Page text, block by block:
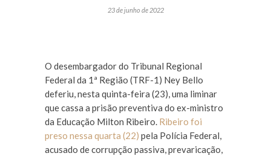
23 de junho de 2022
O desembargador do Tribunal Regional
Federal da 1ª Região (TRF-1) Ney Bello
deferiu, nesta quinta-feira (23), uma liminar
que cassa a prisão preventiva do ex-ministro
da Educação Milton Ribeiro. Ribeiro foi
preso nessa quarta (22) pela Polícia Federal,
acusado de corrupção passiva, prevaricação,